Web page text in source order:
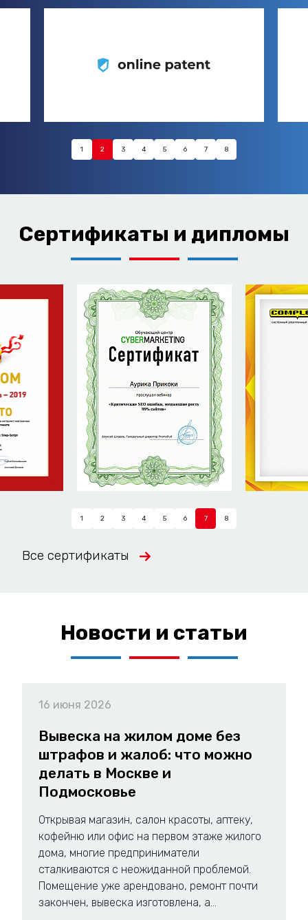
1 2 3 4 5 6 7 8
Сертификаты и дипломы
1 2 3 4 5 6 7 8
Все сертификаты
Новости и статьи
16 июня 2026
Вывеска на жилом доме без
штрафов и жалоб: что можно
делать в Москве и
Подмосковье
Открывая магазин, салон красоты, аптеку,
кофейню или офис на первом этаже жилого
дома, многие предприниматели
сталкиваются с неожиданной проблемой.
Помещение уже арендовано, ремонт почти
закончен, вывеска изготовлена, а...